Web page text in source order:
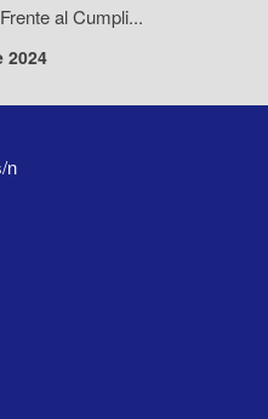
al Cumpli...
2024
n